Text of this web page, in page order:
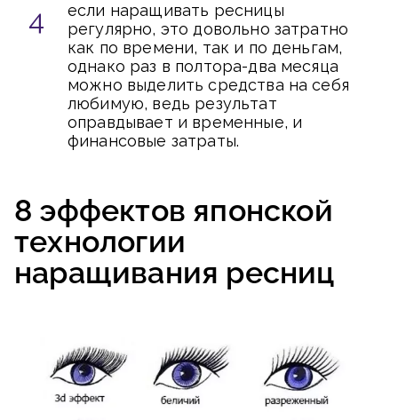
если наращивать ресницы
регулярно, это довольно затратно
как по времени, так и по деньгам,
однако раз в полтора-два месяца
можно выделить средства на себя
любимую, ведь результат
оправдывает и временные, и
финансовые затраты.
8 эффектов японской
технологии
наращивания ресниц